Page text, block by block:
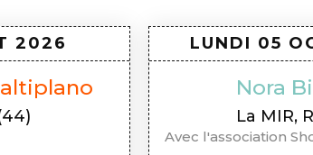
2026 LUNDI 05
Nora
La MIR,
Avec l'association